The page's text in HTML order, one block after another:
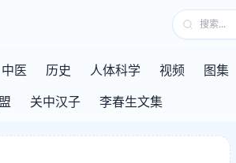
中医 历史 人体科学 视频 图集
关中汉子 李春生文集